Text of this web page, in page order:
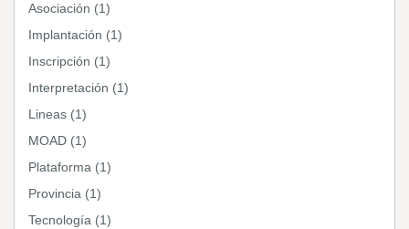
Asociación (1)
Implantación (1)
Inscripción (1)
Interpretación (1)
Lineas (1)
MOAD (1)
Plataforma (1)
Provincia (1)
Tecnología (1)